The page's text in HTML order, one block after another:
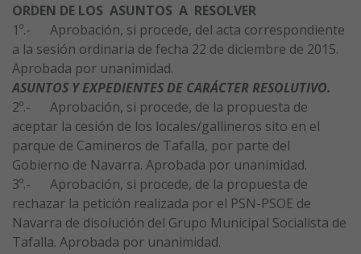
ORDEN DE LOS ASUNTOS A RESOLVER
1º.- Aprobación, si procede, del acta correspondiente
a la sesión ordinaria de fecha 22 de diciembre de 2015.
Aprobada por unanimidad.
ASUNTOS Y EXPEDIENTES DE CARÁCTER RESOLUTIVO.
2º.- Aprobación, si procede, de la propuesta de
aceptar la cesión de los locales/gallineros sito en el
parque de Camineros de Tafalla, por parte del
Gobierno de Navarra. Aprobada por unanimidad.
3º.- Aprobación, si procede, de la propuesta de
rechazar la petición realizada por el PSN-PSOE de
Navarra de disolución del Grupo Municipal Socialista de
Tafalla. Aprobada por unanimidad.